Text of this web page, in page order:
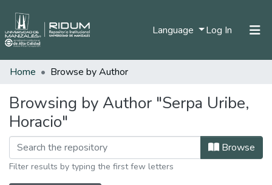
Language Log In (current)
Communities & Collections
Home Browse by Author
Browsing by Author "Serpa Uribe,
Horacio"
Browse
Filter results by typing the first few letters